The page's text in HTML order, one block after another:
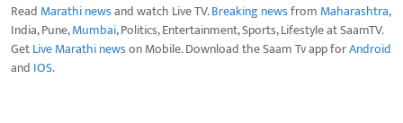
Read Marathi newsand watch Live TV.Breaking newsfrom Maharashtra,
India, Pune,Mumbai, Politics, Entertainment, Sports, Lifestyle at SaamTV.
GetLive Marathi newson Mobile. Download the Saam Tv app forAndroid
and IOS.